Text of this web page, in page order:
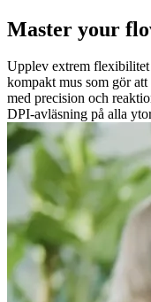
Master your
Upplev extrem flexibilitet
kompakt mus som gör
med precision och
DPI-avläsning på alla